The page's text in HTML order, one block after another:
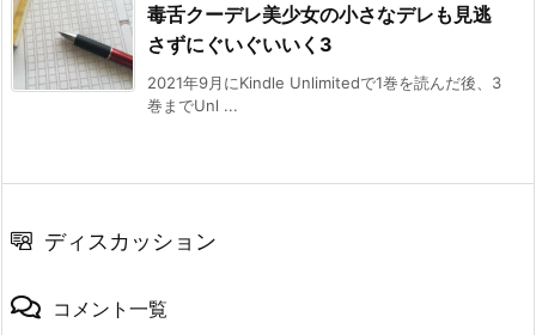
毒舌クーデレ美少女の小さなデレも見逃
さずにぐいぐいいく3
2021年9月にKindle Unlimitedで1巻を読んだ後、3
巻までUnl ...
ディスカッション
コメント一覧